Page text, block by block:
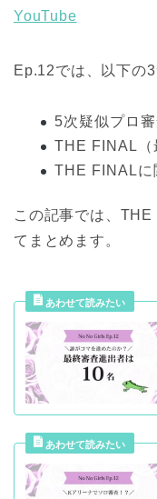
YouTube
Ep.12では、以下の
5次疑似プロ
THE FINAL（
THE FINALに
この記事では、
てまとめます。